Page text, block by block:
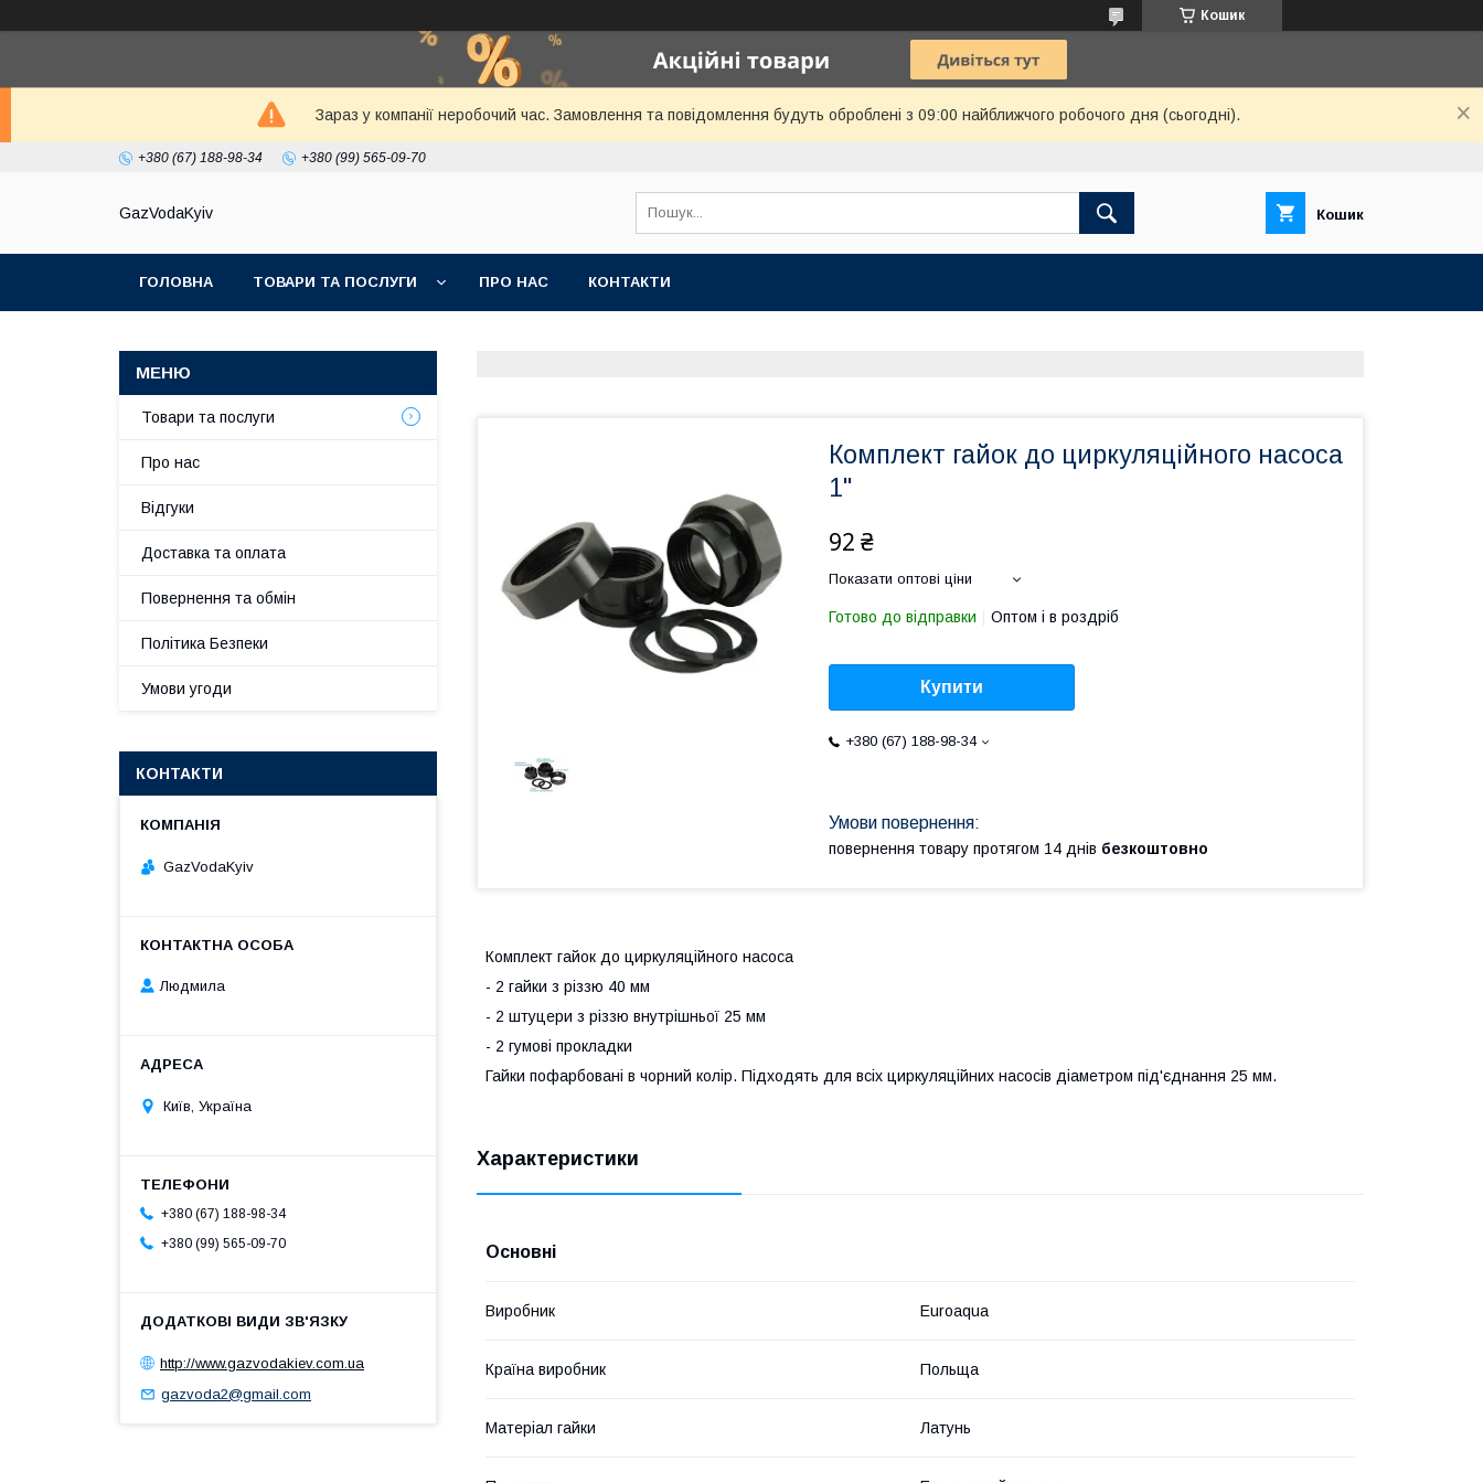
Кошик
Зараз у компанії неробочий час. Замовлення та повідомлення будуть оброблені з 09:00 найближчого робочого дня (сьогодні).
+380 (67) 188-98-34 +380 (99) 565-09-70
GazVodaKyiv Кошик
ГОЛОВНА ТОВАРИ ТА ПОСЛУГИ ПРО НАС КОНТАКТИ
Комплект гайок до циркуляційного насоса
1"
92 ₴
Показати оптові ціни
Готово до відправки Оптом і в роздріб
Купити
+380 (67) 188-98-34
повернення товару протягом 14 днів безкоштовно
Комплект гайок до циркуляційного насоса
- 2 гайки з різзю 40 мм
- 2 штуцери з різзю внутрішньої 25 мм
- 2 гумові прокладки
Гайки пофарбовані в чорний колір. Підходять для всіх циркуляційних насосів діаметром під'єднання 25 мм.
Характеристики
Основні
Виробник Euroaqua
Країна виробник Польща
Матеріал гайки Латунь
Товари та послуги
Про нас
Відгуки
Доставка та оплата
Повернення та обмін
Політика Безпеки
Умови угоди
КОНТАКТИ
GazVodaKyiv
Людмила
Київ, Україна
+380 (67) 188-98-34
+380 (99) 565-09-70
http://www.gazvodakiev.com.ua
gazvoda2@gmail.com